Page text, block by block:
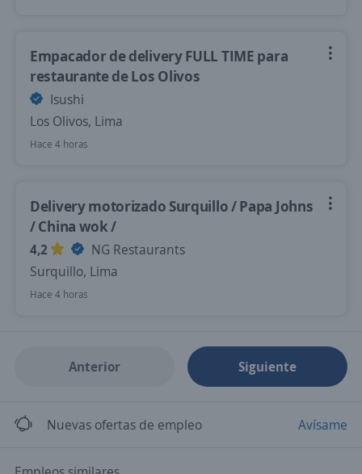
Empacador de delivery FULL TIME para
restaurante de Los Olivos
Isushi
Los Olivos, Lima
Hace 4 horas
Delivery motorizado Surquillo / Papa Johns
/ China wok /
4,2
NG Restaurants
Surquillo, Lima
Hace 4 horas
Anterior Siguiente
Nuevas ofertas de empleo Avísame